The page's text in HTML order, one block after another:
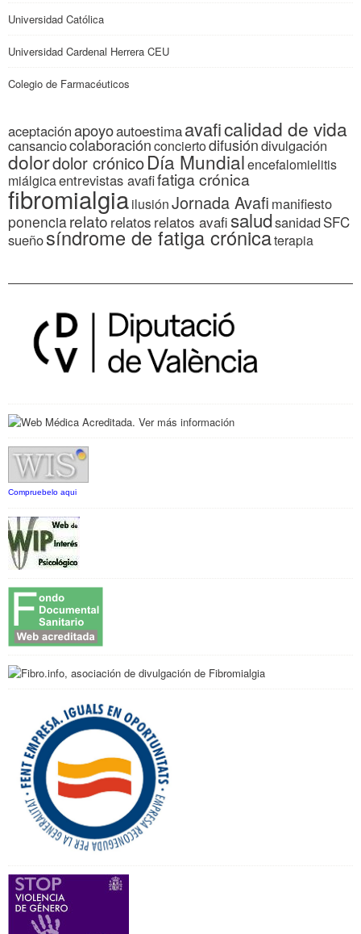
Universidad Católica
Universidad Cardenal Herrera CEU
Colegio de Farmacéuticos
aceptaciónapoyoautoestimaavaficalidad de vida
cansanciocolaboraciónconciertodifusióndivulgación
dolordolor crónicoDía Mundialencefalomielitis
miálgicaentrevistas avafifatiga crónica
fibromialgiailusiónJornada Avafi manifiesto
ponenciarelato relatos relatos avafisaludsanidadSFC
sueñosíndrome de fatiga crónicaterapia
Compruebelo aqui